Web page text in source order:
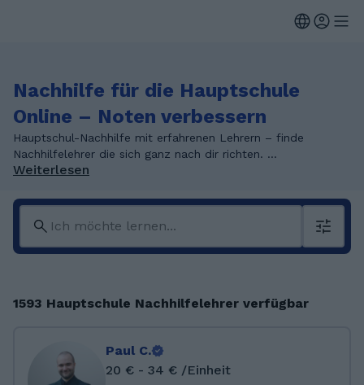
Nachhilfe für die Hauptschule
Online – Noten verbessern
Hauptschul-Nachhilfe mit erfahrenen Lehrern – finde
Nachhilfelehrer die sich ganz nach dir richten. ...
Weiterlesen
1593 Hauptschule Nachhilfelehrer verfügbar
Paul C.
20 € - 34 € /Einheit